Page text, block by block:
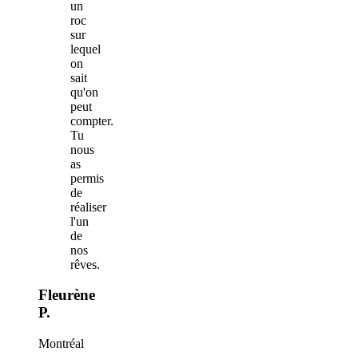
un
roc
sur
lequel
on
sait
qu'on
peut
compter.
Tu
nous
as
permis
de
réaliser
l'un
de
nos
rêves.
Fleurène
P.
Montréal